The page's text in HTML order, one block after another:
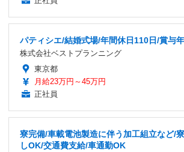
パティシエ/結婚式場/年間休日110日/賞与
株式会社ベストプランニング
東京都
月給23万円～45万円
正社員
寮完備/車載電池製造に伴う加工組立など/
しOK/交通費支給/車通勤OK